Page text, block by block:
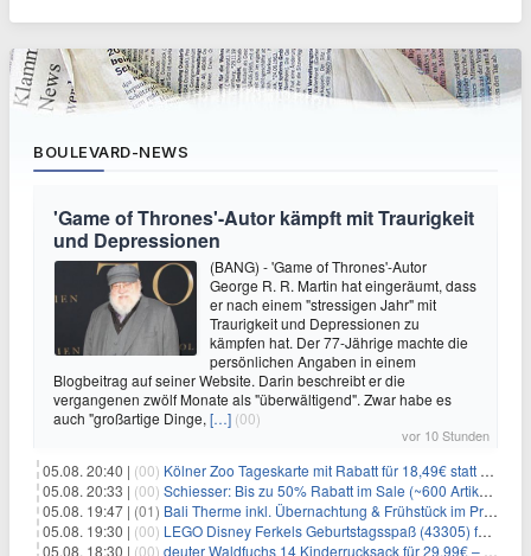
BOULEVARD-NEWS
'Game of Thrones'-Autor kämpft mit Traurigkeit
und Depressionen
(BANG) - 'Game of Thrones'-Autor
George R. R. Martin hat eingeräumt, dass
er nach einem "stressigen Jahr" mit
Traurigkeit und Depressionen zu
kämpfen hat. Der 77-Jährige machte die
persönlichen Angaben in einem
Blogbeitrag auf seiner Website. Darin beschreibt er die
vergangenen zwölf Monate als "überwältigend". Zwar habe es
auch "großartige Dinge, […] (00)
vor 10 Stunden
05.08. 20:40 | (00) Kölner Zoo Tageskarte mit Rabatt für 18,49€ statt 29,50€ – einlösbar bis Dezember
05.08. 20:33 | (00) Schiesser: Bis zu 50% Rabatt im Sale (~600 Artikel zur Auswahl)
05.08. 19:47 | (01) Bali Therme inkl. Übernachtung & Frühstück im Premium Hotel (Bad Oeynhausen) ab 89€ p.P.
05.08. 19:30 | (00) LEGO Disney Ferkels Geburtstagsspaß (43305) für 29,10€
05.08. 18:30 | (00) deuter Waldfuchs 14 Kinderrucksack für 29,99€ – Amber-maple